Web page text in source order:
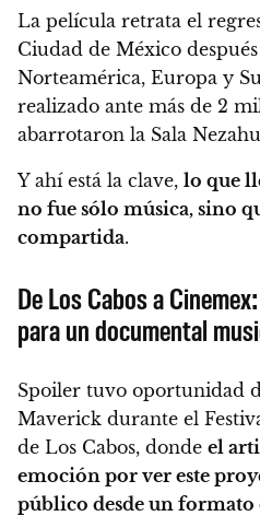
La película retrata el
Ciudad de México
Norteamérica, Europa y
realizado ante más de 2
abarrotaron la Sala
Y ahí está la clave, lo que
no fue sólo música, sino
compartida.
De Los Cabos a
para un documental
Spoiler tuvo oportunidad
Maverick durante el
de Los Cabos, donde el
emoción por ver este
público desde un